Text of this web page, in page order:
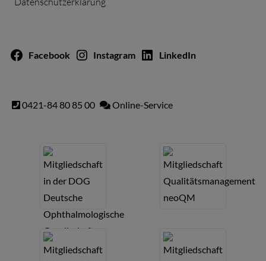
Facebook Instagram LinkedIn
0421-84 80 85 00 Online-Service